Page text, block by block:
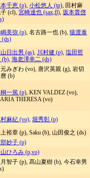
千恵 (p), 小松悠人 (tp), 田村麻
(cl), 宮崎達也 (sax,fl), 坂本貴啓
美弥 (p), 名古路一也 (b), 猿渡泰
(ds)
日出男 (as), 川村健 (p), 塩田哲
(b), 海老澤幸二 (ds)
みぎわ (vo), 唐沢英親 (g), 岩切
(b)
桐一篤 (p), KEN VALDEZ (vo),
THERESA (vo)
麻紀 (vo), 堀秀彰 (p)
裕章 (p), Saku (b), 山田俊之 (ds)
妙子 (p)
山ひろみ (p,vo)
智子 (p), 髙山夏樹 (b), 今石幸男